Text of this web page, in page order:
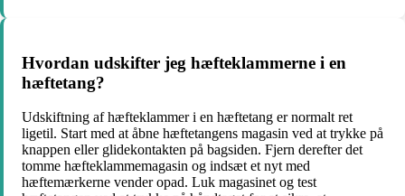
Hvordan udskifter jeg hæfteklammerne i en
hæftetang?
Udskiftning af hæfteklammer i en hæftetang er normalt ret
ligetil. Start med at åbne hæftetangens magasin ved at trykke på
knappen eller glidekontakten på bagsiden. Fjern derefter det
tomme hæfteklammemagasin og indsæt et nyt med
hæftemærkerne vender opad. Luk magasinet og test